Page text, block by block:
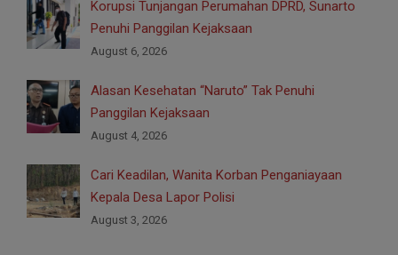
Korupsi Tunjangan Perumahan DPRD, Sunarto
Penuhi Panggilan Kejaksaan
August 6, 2026
Alasan Kesehatan “Naruto” Tak Penuhi
Panggilan Kejaksaan
August 4, 2026
Cari Keadilan, Wanita Korban Penganiayaan
Kepala Desa Lapor Polisi
August 3, 2026